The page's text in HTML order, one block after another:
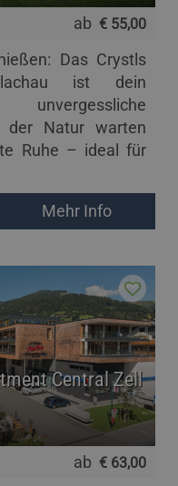
ab € 55,00
Das Crystls
ist dein
der Natur warten
Ruhe – ideal für
Mehr Info
Central Zell
ab € 63,00